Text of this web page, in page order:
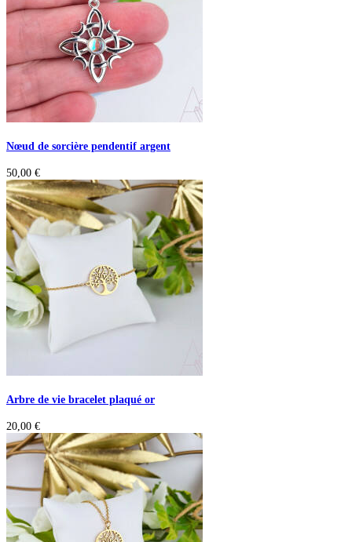
Nœud de sorcière pendentif argent
50,00 €
Arbre de vie bracelet plaqué or
20,00 €